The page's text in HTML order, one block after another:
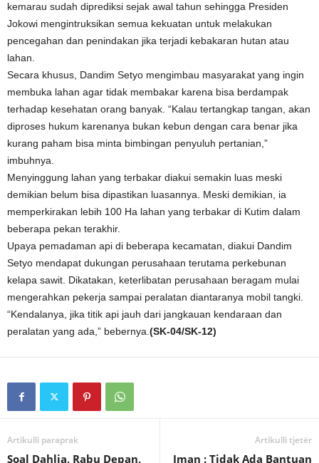
kemarau sudah diprediksi sejak awal tahun sehingga Presiden
Jokowi mengintruksikan semua kekuatan untuk melakukan
pencegahan dan penindakan jika terjadi kebakaran hutan atau
lahan.
Secara khusus, Dandim Setyo mengimbau masyarakat yang ingin
membuka lahan agar tidak membakar karena bisa berdampak
terhadap kesehatan orang banyak. “Kalau tertangkap tangan, akan
diproses hukum karenanya bukan kebun dengan cara benar jika
kurang paham bisa minta bimbingan penyuluh pertanian,”
imbuhnya.
Menyinggung lahan yang terbakar diakui semakin luas meski
demikian belum bisa dipastikan luasannya. Meski demikian, ia
memperkirakan lebih 100 Ha lahan yang terbakar di Kutim dalam
beberapa pekan terakhir.
Upaya pemadaman api di beberapa kecamatan, diakui Dandim
Setyo mendapat dukungan perusahaan terutama perkebunan
kelapa sawit. Dikatakan, keterlibatan perusahaan beragam mulai
mengerahkan pekerja sampai peralatan diantaranya mobil tangki.
“Kendalanya, jika titik api jauh dari jangkauan kendaraan dan
peralatan yang ada,” bebernya. (SK-04/SK-12)
Artikulli paraprak
Soal Dahlia, Rabu Depan,
Artikulli tjetër
Iman : Tidak Ada Bantuan